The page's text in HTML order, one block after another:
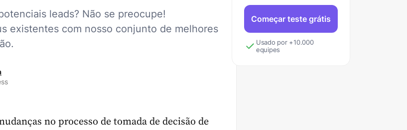
leads? Não se preocupe!
existentes com nosso conjunto de melhores
no processo de tomada de decisão de
Começar teste grátis
Usado por +10.000
equipes